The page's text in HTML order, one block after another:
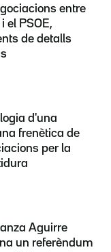
entre
el PSOE,
de detalls
d'una
frenètica de
per la
Aguirre
un referèndum